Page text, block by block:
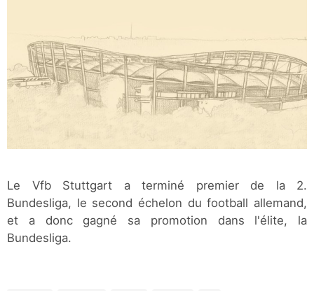
Le Vfb Stuttgart a terminé premier de la 2.
Bundesliga, le second échelon du football allemand,
et a donc gagné sa promotion dans l'élite, la
Bundesliga.